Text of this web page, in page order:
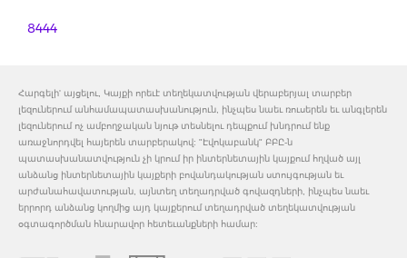
8444
Հարգելի' այցելու, Կայքի որեւէ տեղեկատվության վերաբերյալ տարբեր
լեզուներում անհամապատասխանություն, ինչպես նաեւ ռուսերեն եւ անգլերեն
լեզուներում ոչ ամբողջական նյութ տեսնելու դեպքում խնդրում ենք
առաջնորդվել հայերեն տարբերակով: "Էվոկաբանկ" ԲԲԸ-ն
պատասխանատվություն չի կրում իր ինտերնետային կայքում հղված այլ
անձանց ինտերնետային կայքերի բովանդակության ստույգության եւ
արժանահավատության, այնտեղ տեղադրված գովազդների, ինչպես նաեւ
երրորդ անձանց կողմից այդ կայքերում տեղադրված տեղեկատվության
օգտագործման հնարավոր հետեւանքների համար: